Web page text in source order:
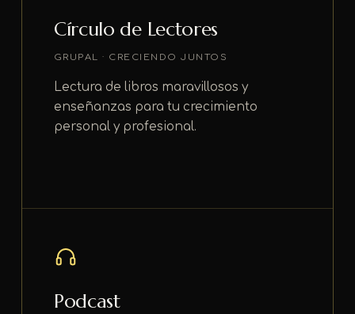
Círculo de Lectores
GRUPAL · CRECIENDO JUNTOS
Lectura de libros maravillosos y
enseñanzas para tu crecimiento
personal y profesional.
Podcast